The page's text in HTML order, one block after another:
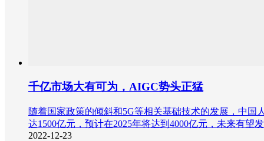
千亿市场大有可为，AIGC势头正猛
随着国家政策的倾斜和5G等相关基础技术的发展，中
达1500亿元，预计在2025年将达到4000亿元，未来有
2022-12-23